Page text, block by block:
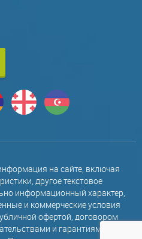
на сайте, включая
другое текстовое
информационный характер,
и коммерческие условия
офертой, договором
и гарантиями,